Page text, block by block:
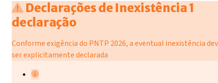
Declarações de Inexistência1
declaração
Conforme exigência do PNTP 2026, a eventual inexistência
ser explicitamente declarada